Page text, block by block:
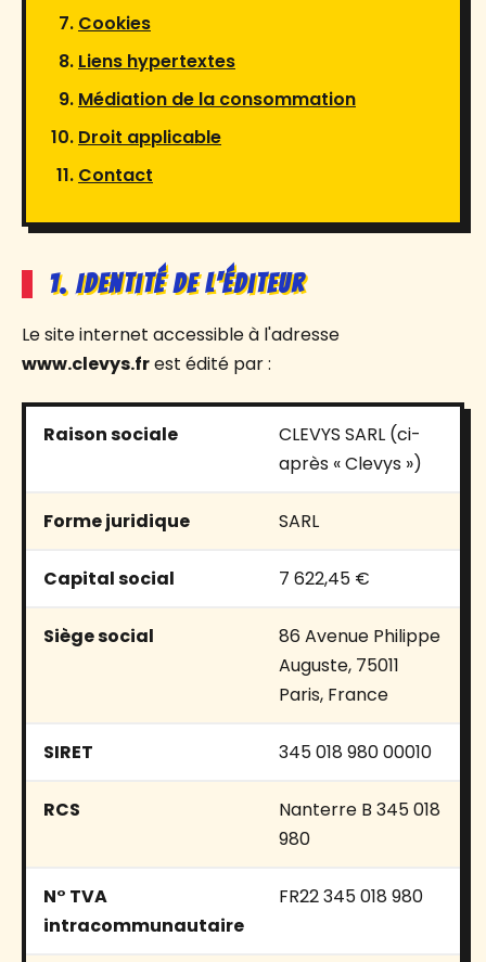
Cookies
Liens hypertextes
Médiation de la consommation
Droit applicable
Contact
1. Identité de l'éditeur
Le site internet accessible à l'adresse
www.clevys.frest édité par :
Raison sociale
CLEVYS SARL (ci-
après « Clevys »)
Forme juridique SARL
Capital social 7 622,45 €
Siège social
86 Avenue Philippe
Auguste, 75011
Paris, France
SIRET 345 018 980 00010
RCS
Nanterre B 345 018
980
N° TVA
intracommunautaire
FR22 345 018 980